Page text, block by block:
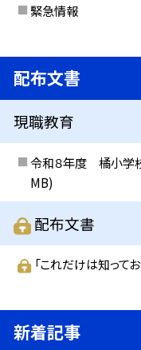
緊急情報
配布文書
現職教育
令和８年度 橘小学
MB)
配布文書
「これだけは知って
新着記事